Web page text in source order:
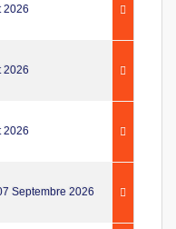
2026
2026
2026
Septembre 2026